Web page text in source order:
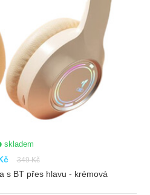
skladem
349 Kč
s BT přes hlavu - krémová